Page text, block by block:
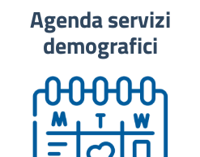
Agenda servizi
demografici